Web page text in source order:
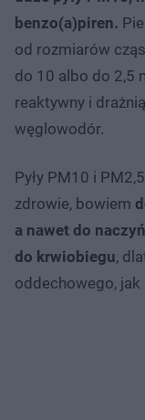
benzo(a)piren.
od rozmiarów
do 10 albo do 2,5
reaktywny i
węglowodór.
Pyły PM10 i
zdrowie, bowiem
a nawet do
do krwiobiegu,
oddechowego, jak